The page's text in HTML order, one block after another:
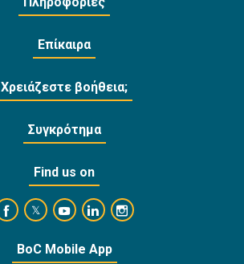
Επίκαιρα
Χρειάζεστε βοήθεια;
Συγκρότημα
Find us on
https://www.facebook.com/
https://twitter.com/bankofcyprus_
https://www.youtube.com/user/
https://www.linkedin.com/
https://
BoC Mobile App